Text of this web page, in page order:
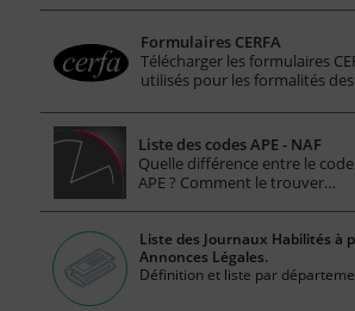
Formulaires CERFA
Télécharger les formulaires
utilisés pour les formalités
Liste des codes APE - NAF
Quelle différence entre le
APE ? Comment le trouver…
Liste des Journaux Habilités à
Annonces Légales.
Définition et liste par